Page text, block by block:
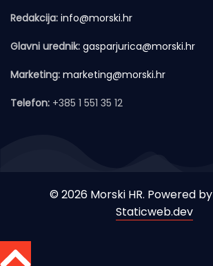
Redakcija: info@morski.hr
Glavni urednik: gasparjurica@morski.hr
Marketing: marketing@morski.hr
Telefon: +385 1 551 35 12
© 2026 Morski HR. Powered by
Staticweb.dev